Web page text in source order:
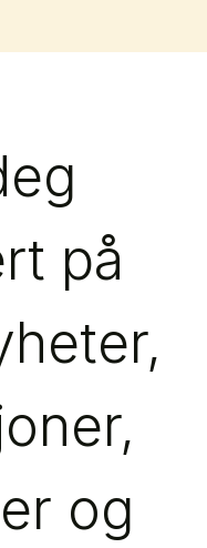
på
og